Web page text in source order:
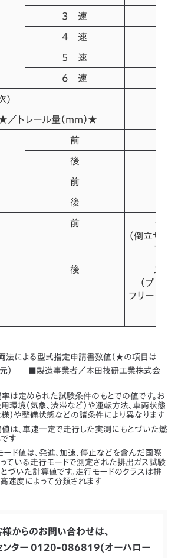
3 速
4 速
5 速
6 速
)
★／トレール量（mm）★
前
後
前
後
前
テレ
（倒立サス
フロ
後
スイ
（プロリ
フリー・リア
法による型式指定申請書数値（★の項目は
） ■製造事業者／本田技研工業株式会
は定められた試験条件のもとでの値です。お
環境（気象、渋滞など）や運転方法、車両状態
様）や整備状態などの諸条件により異なります
は、車速一定で走行した実測にもとづいた燃
す
ド値は、発進、加速、停止などを含んだ国際
ている走行モードで測定された排出ガス試験
づいた計算値です。走行モードのクラスは排
速度によって分類されます
からのお問い合わせは、
ンター 0120-086819(オーハロー